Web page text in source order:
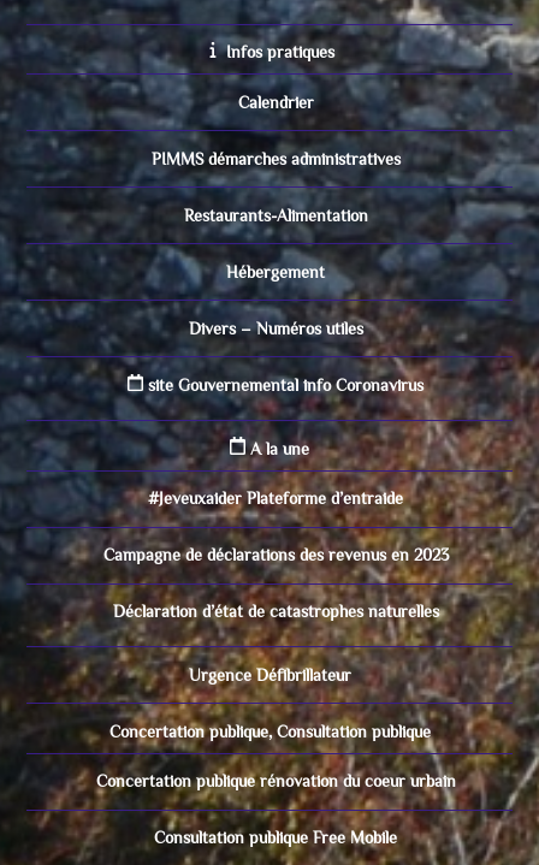
Infos pratiques
Calendrier
PIMMS démarches administratives
Restaurants-Alimentation
Hébergement
Divers – Numéros utiles
site Gouvernemental info Coronavirus
A la une
#Jeveuxaider Plateforme d’entraide
Campagne de déclarations des revenus en 2023
Déclaration d’état de catastrophes naturelles
Urgence Défibrillateur
Concertation publique, Consultation publique
Concertation publique rénovation du coeur urbain
Consultation publique Free Mobile